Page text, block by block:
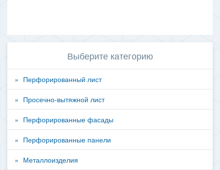
Выберите категорию
Перфорированный лист
Просечно-вытяжной лист
Перфорированные фасады
Перфорированные панели
Металлоизделия